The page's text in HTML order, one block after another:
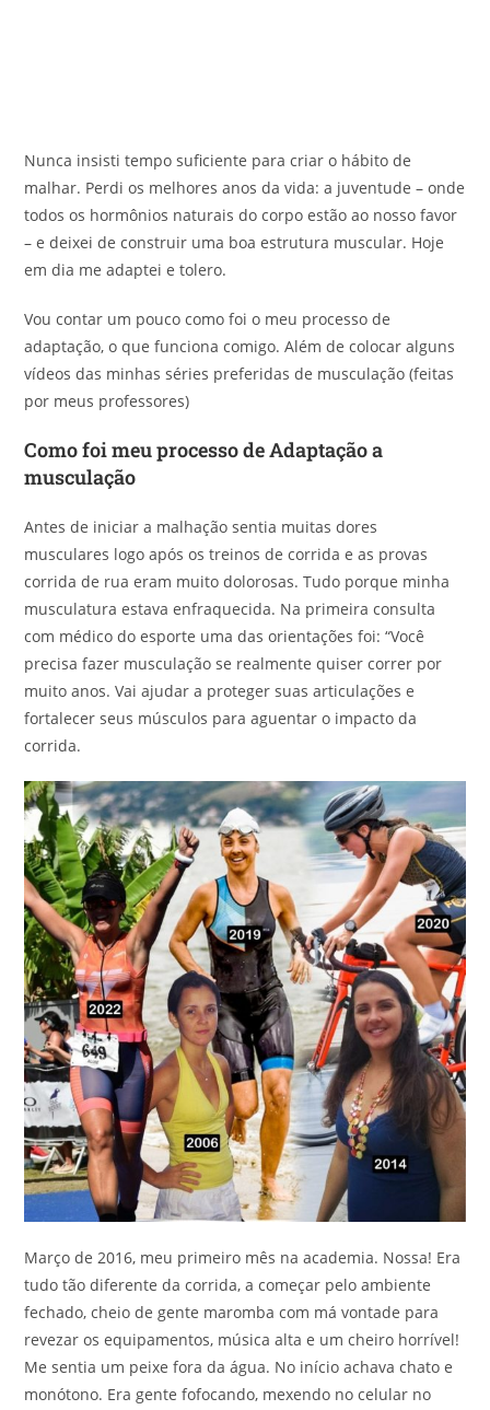
Nunca insisti tempo suficiente para criar o hábito de
malhar. Perdi os melhores anos da vida: a juventude – onde
todos os hormônios naturais do corpo estão ao nosso favor
– e deixei de construir uma boa estrutura muscular. Hoje
em dia me adaptei e tolero.
Vou contar um pouco como foi o meu processo de
adaptação, o que funciona comigo. Além de colocar alguns
vídeos das minhas séries preferidas de musculação (feitas
por meus professores)
Como foi meu processo de Adaptação a
musculação
Antes de iniciar a malhação sentia muitas dores
musculares logo após os treinos de corrida e as provas
corrida de rua eram muito dolorosas. Tudo porque minha
musculatura estava enfraquecida. Na primeira consulta
com médico do esporte uma das orientações foi: “Você
precisa fazer musculação se realmente quiser correr por
muito anos. Vai ajudar a proteger suas articulações e
fortalecer seus músculos para aguentar o impacto da
corrida.
Março de 2016, meu primeiro mês na academia. Nossa! Era
tudo tão diferente da corrida, a começar pelo ambiente
fechado, cheio de gente maromba com má vontade para
revezar os equipamentos, música alta e um cheiro horrível!
Me sentia um peixe fora da água. No início achava chato e
monótono. Era gente fofocando, mexendo no celular no